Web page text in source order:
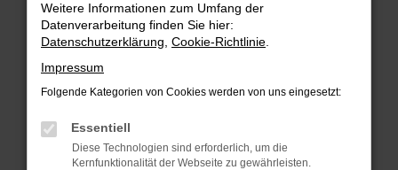
Überprüfe deine Firewall und deine
Internetverbindung.
Laden andere Webseiten, zum Beispiel deine
Suchmaschine?
Prüfe deine Browsererweiterungen.
Manche Erweiterungen, wie Werbeblocker,
können das Laden bestimmter Seiten
verhindern. Funktioniert die Seite in einem
Weitere Informationen zum Umfang der
Datenverarbeitung finden Sie hier:
Datenschutzerklärung Cookie-Richtlinie
Impressum
Folgende Kategorien von Cookies werden von uns eingesetzt:
Essentiell
Diese Technologien sind erforderlich, um die
Kernfunktionalität der Webseite zu gewährleisten.